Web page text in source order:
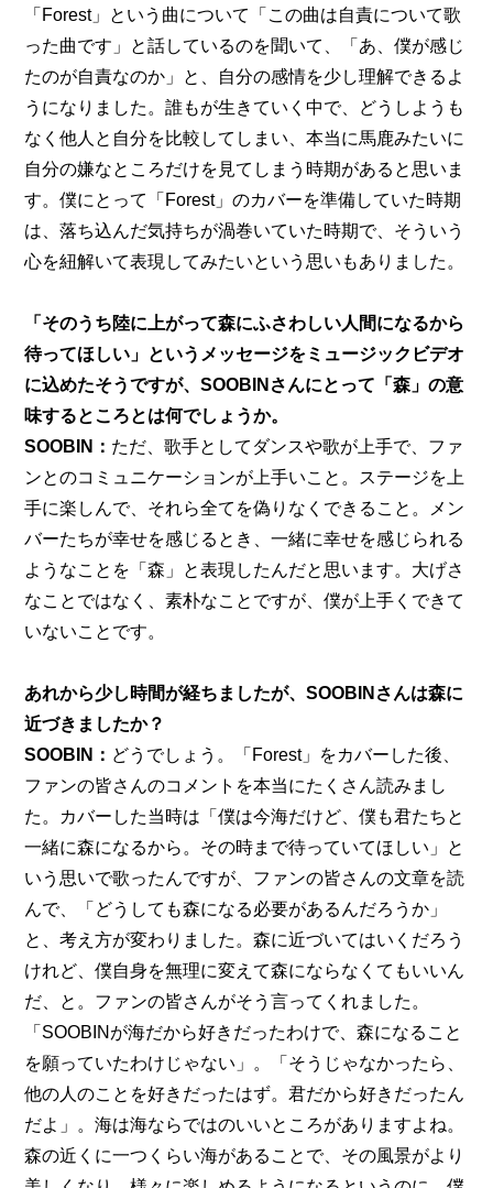
「Forest」という曲について「この曲は自責について歌
った曲です」と話しているのを聞いて、「あ、僕が感じ
たのが自責なのか」と、自分の感情を少し理解できるよ
うになりました。誰もが生きていく中で、どうしようも
なく他人と自分を比較してしまい、本当に馬鹿みたいに
自分の嫌なところだけを見てしまう時期があると思いま
す。僕にとって「Forest」のカバーを準備していた時期
は、落ち込んだ気持ちが渦巻いていた時期で、そういう
心を紐解いて表現してみたいという思いもありました。
「そのうち陸に上がって森にふさわしい人間になるから
待ってほしい」というメッセージをミュージックビデオ
に込めたそうですが、SOOBINさんにとって「森」の意
味するところとは何でしょうか。
SOOBIN： ただ、歌手としてダンスや歌が上手で、ファ
ンとのコミュニケーションが上手いこと。ステージを上
手に楽しんで、それら全てを偽りなくできること。メン
バーたちが幸せを感じるとき、一緒に幸せを感じられる
ようなことを「森」と表現したんだと思います。大げさ
なことではなく、素朴なことですが、僕が上手くできて
いないことです。
あれから少し時間が経ちましたが、SOOBINさんは森に
近づきましたか？
SOOBIN： どうでしょう。「Forest」をカバーした後、
ファンの皆さんのコメントを本当にたくさん読みまし
た。カバーした当時は「僕は今海だけど、僕も君たちと
一緒に森になるから。その時まで待っていてほしい」と
いう思いで歌ったんですが、ファンの皆さんの文章を読
んで、「どうしても森になる必要があるんだろうか」
と、考え方が変わりました。森に近づいてはいくだろう
けれど、僕自身を無理に変えて森にならなくてもいいん
だ、と。ファンの皆さんがそう言ってくれました。
「SOOBINが海だから好きだったわけで、森になること
を願っていたわけじゃない」。「そうじゃなかったら、
他の人のことを好きだったはず。君だから好きだったん
だよ」。海は海ならではのいいところがありますよね。
森の近くに一つくらい海があることで、その風景がより